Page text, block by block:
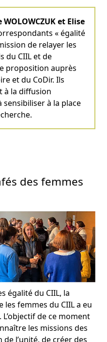
et Elise
« égalité
de relayer les
du CIIL et de
proposition auprès
et du CoDir. Ils
à la diffusion
à la place
des femmes
égalité du CIIL, la
femmes du CIIL a eu
de ce moment
les missions des
l’unité, de créer des